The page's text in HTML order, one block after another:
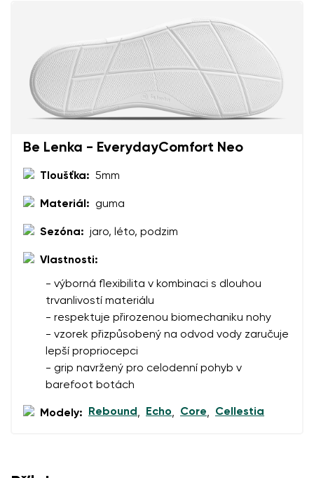
Be Lenka - EverydayComfort Neo
Tloušťka: 5mm
Materiál: guma
Sezóna: jaro, léto, podzim
Vlastnosti:
- výborná flexibilita v kombinaci s dlouhou
trvanlivostí materiálu
- respektuje přirozenou biomechaniku nohy
- vzorek přizpůsobený na odvod vody zaručuje
lepší propriocepci
- grip navržený pro celodenní pohyb v
barefoot botách
Modely: Rebound , Echo, Core, Cellestia